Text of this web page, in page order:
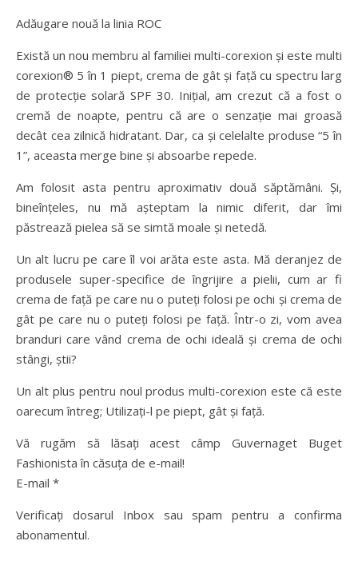
Adăugare nouă la linia ROC
Există un nou membru al familiei multi-corexion și este multi
corexion® 5 în 1 piept, crema de gât și față cu spectru larg
de protecție solară SPF 30. Inițial, am crezut că a fost o
cremă de noapte, pentru că are o senzație mai groasă
decât cea zilnică hidratant. Dar, ca și celelalte produse “5 în
1”, aceasta merge bine și absoarbe repede.
Am folosit asta pentru aproximativ două săptămâni. Și,
bineînțeles, nu mă așteptam la nimic diferit, dar îmi
păstrează pielea să se simtă moale și netedă.
Un alt lucru pe care îl voi arăta este asta. Mă deranjez de
produsele super-specifice de îngrijire a pielii, cum ar fi
crema de față pe care nu o puteți folosi pe ochi și crema de
gât pe care nu o puteți folosi pe față. Într-o zi, vom avea
branduri care vând crema de ochi ideală și crema de ochi
stângi, știi?
Un alt plus pentru noul produs multi-corexion este că este
oarecum întreg; Utilizați-l pe piept, gât și față.
Vă rugăm să lăsați acest câmp Guvernaget Buget
Fashionista în căsuța de e-mail!
E-mail *
Verificați dosarul Inbox sau spam pentru a confirma
abonamentul.